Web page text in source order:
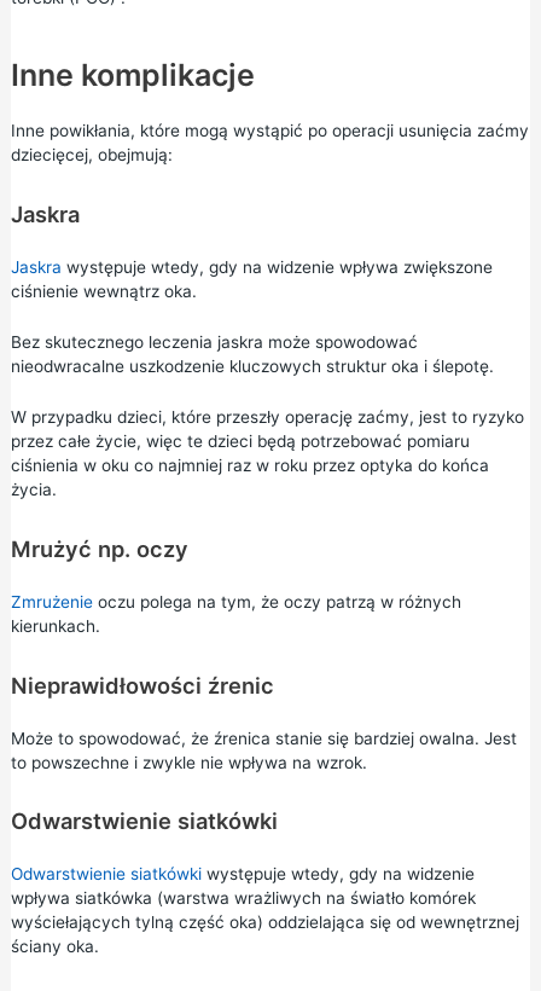
Inne komplikacje
Inne powikłania, które mogą wystąpić po operacji usunięcia zaćmy
dziecięcej, obejmują:
Jaskra
Jaskra występuje wtedy, gdy na widzenie wpływa zwiększone
ciśnienie wewnątrz oka.
Bez skutecznego leczenia jaskra może spowodować
nieodwracalne uszkodzenie kluczowych struktur oka i ślepotę.
W przypadku dzieci, które przeszły operację zaćmy, jest to ryzyko
przez całe życie, więc te dzieci będą potrzebować pomiaru
ciśnienia w oku co najmniej raz w roku przez optyka do końca
życia.
Mrużyć np. oczy
Zmrużenieoczu polega na tym, że oczy patrzą w różnych
kierunkach.
Nieprawidłowości źrenic
Może to spowodować, że źrenica stanie się bardziej owalna. Jest
to powszechne i zwykle nie wpływa na wzrok.
Odwarstwienie siatkówki
Odwarstwienie siatkówkiwystępuje wtedy, gdy na widzenie
wpływa siatkówka (warstwa wrażliwych na światło komórek
wyściełających tylną część oka) oddzielająca się od wewnętrznej
ściany oka.